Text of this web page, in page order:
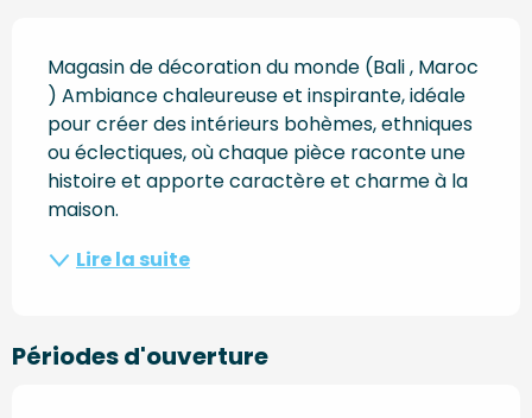
Magasin de décoration du monde (Bali , Maroc
) Ambiance chaleureuse et inspirante, idéale
pour créer des intérieurs bohèmes, ethniques
ou éclectiques, où chaque pièce raconte une
histoire et apporte caractère et charme à la
maison.
Lire la suite
Périodes d'ouverture